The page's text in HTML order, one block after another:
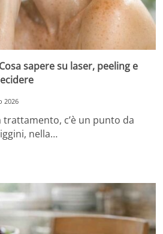
sapere su laser, peeling e
2026
c’è un punto da
nella…